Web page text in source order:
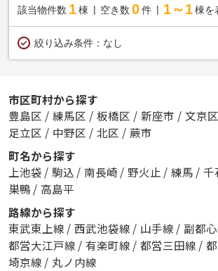
該当物件数 1棟 空き数 0 件 1～1 棟を
絞り込み条件： なし
市区町村から探す
豊島区 / 練馬区 / 板橋区 / 新座市 / 文京区
足立区 / 中野区 / 北区 / 蕨市
町名から探す
上池袋 / 駒込 / 南長崎 / 野火止 / 練馬 / 千
巣鴨 / 高島平
路線から探す
東武東上線 / 西武池袋線 / 山手線 / 副都
都営大江戸線 / 有楽町線 / 都営三田線 /
埼京線 / 丸ノ内線